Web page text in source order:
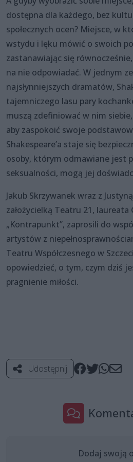
dostępna dla każdego, bez
społecznych ocen? Miejsce, w
wstydu i lęku mówić o swoich
zastanawiając się
na nie odpowiadać. W jednym
najsłynniejszych dramatów,
tajemniczego lasu pary
muszą zdefiniować w nim
aby zaspokoić swoje
Shakespeare’a staje się
osoby, którym odmawiane jest
seksualności, mogą jej
Jakub Skrzywanek wraz z
założycielką Teatru 21,
„Kontrapunkt”, zaprosili do
artystów z
Teatru Współczesnego w
opowiedzieć, o tym, czym dziś
pragnienie miłości.
Udostępnij
Dodaj swoją